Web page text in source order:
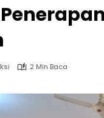
2 Min Baca